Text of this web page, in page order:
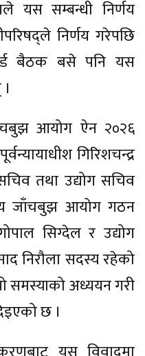
यस सम्बन्धी निर्णय
निर्णय गरेपछि
बैठक बसे पनि यस
आयोग ऐन २०२६
गिरिशचन्द्र
तथा उद्योग सचिव
जाँचबुझ आयोग गठन
सिग्देल र उद्योग
निरौला सदस्य रहेको
समस्याको अध्ययन गरी
छ ।